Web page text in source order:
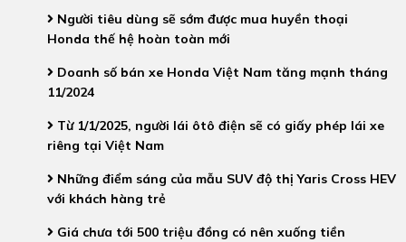
Người tiêu dùng sẽ sớm được mua huyền thoại
Honda thế hệ hoàn toàn mới
Doanh số bán xe Honda Việt Nam tăng mạnh tháng
11/2024
Từ 1/1/2025, người lái ôtô điện sẽ có giấy phép lái xe
riêng tại Việt Nam
Những điểm sáng của mẫu SUV độ thị Yaris Cross HEV
với khách hàng trẻ
Giá chưa tới 500 triệu đồng có nên xuống tiền